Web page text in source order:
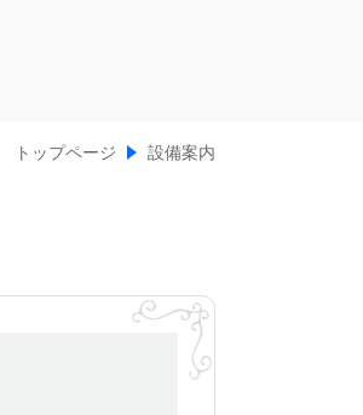
トップページ 設備案内